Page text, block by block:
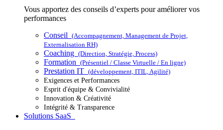
Vous apportez des conseils d’experts pour améliorer vos
performances
Conseil (Accompagnement, Management de Projet,
Externalisation RH)
Coaching (Direction, Stratégie, Process)
Formation (Présentiel / Classe Virtuelle / En ligne)
Prestation IT (développement, ITIL, Agilité)
Exigences et Performances
Esprit d'équipe & Convivialité
Innovation & Créativité
Intégrité & Transparence
Solutions SaaS